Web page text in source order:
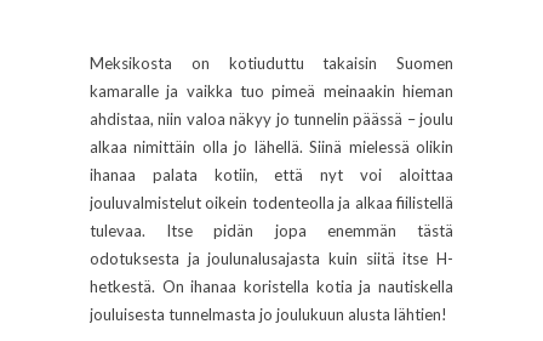
Meksikosta on kotiuduttu takaisin Suomen
kamaralle ja vaikka tuo pimeä meinaakin hieman
ahdistaa, niin valoa näkyy jo tunnelin päässä – joulu
alkaa nimittäin olla jo lähellä. Siinä mielessä olikin
ihanaa palata kotiin, että nyt voi aloittaa
jouluvalmistelut oikein todenteolla ja alkaa fiilistellä
tulevaa. Itse pidän jopa enemmän tästä
odotuksesta ja joulunalusajasta kuin siitä itse H-
hetkestä. On ihanaa koristella kotia ja nautiskella
jouluisesta tunnelmasta jo joulukuun alusta lähtien!